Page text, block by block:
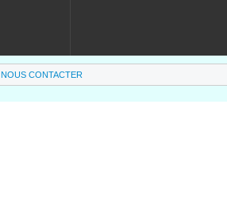
NOUS CONTACTER